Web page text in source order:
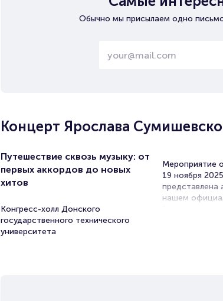
Обычно мы присылаем одно
Концерт Ярослава
Путешествие сквозь музыку: от
первых аккордов до новых
хитов
Конгресс-холл Донского
государственного технического
университета
Мероприятие
19 ноября
нашем